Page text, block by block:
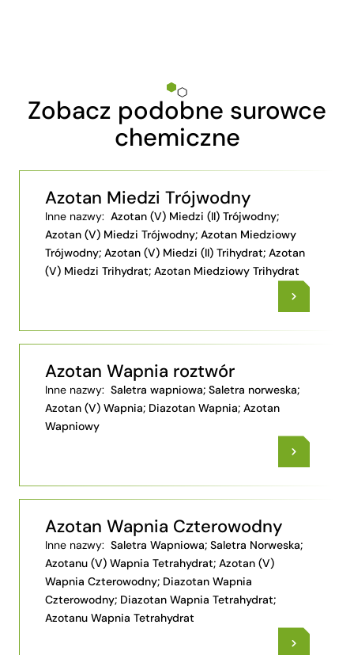
Zobacz podobne surowce
chemiczne
Azotan Miedzi Trójwodny
Inne nazwy: Azotan (V) Miedzi (II) Trójwodny;
Azotan (V) Miedzi Trójwodny; Azotan Miedziowy
Trójwodny; Azotan (V) Miedzi (II) Trihydrat; Azotan
(V) Miedzi Trihydrat; Azotan Miedziowy Trihydrat
Azotan Wapnia roztwór
Inne nazwy: Saletra wapniowa; Saletra norweska;
Azotan (V) Wapnia; Diazotan Wapnia; Azotan
Wapniowy
Azotan Wapnia Czterowodny
Inne nazwy: Saletra Wapniowa; Saletra Norweska;
Azotanu (V) Wapnia Tetrahydrat; Azotan (V)
Wapnia Czterowodny; Diazotan Wapnia
Czterowodny; Diazotan Wapnia Tetrahydrat;
Azotanu Wapnia Tetrahydrat